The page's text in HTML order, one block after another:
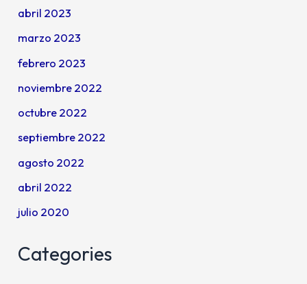
abril 2023
marzo 2023
febrero 2023
noviembre 2022
octubre 2022
septiembre 2022
agosto 2022
abril 2022
julio 2020
Categories